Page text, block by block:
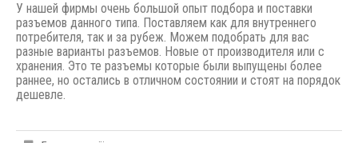
У нашей фирмы очень большой опыт подбора и поставки
разъемов данного типа. Поставляем как для внутреннего
потребителя, так и за рубеж. Можем подобрать для вас
разные варианты разъемов. Новые от производителя или с
хранения. Это те разъемы которые были выпущены более
раннее, но остались в отличном состоянии и стоят на порядок
дешевле.